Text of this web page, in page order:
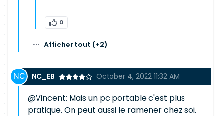
0
··· Afficher tout (+2)
NC_EB October 4, 2022 11:32 AM
@Vincent: Mais un pc portable c'est plus
pratique. On peut aussi le ramener chez soi.